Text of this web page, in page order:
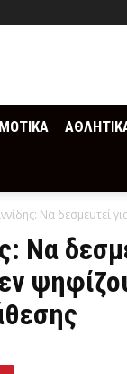
Να δεσμευτεί
Να